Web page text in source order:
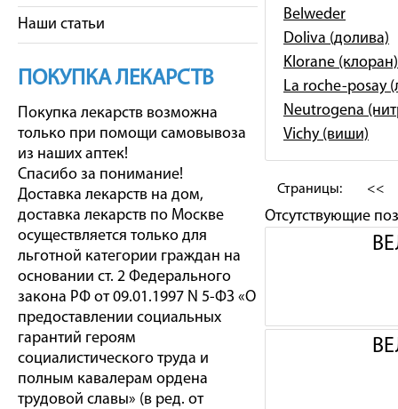
Наши статьи
ПОКУПКА ЛЕКАРСТВ
Покупка лекарств возможна
только при помощи самовывоза
из наших аптек!
Спасибо за понимание!
Доставка лекарств на дом,
доставка лекарств по Москве
осуществляется только для
льготной категории граждан на
основании ст. 2 Федерального
закона РФ от 09.01.1997 N 5-ФЗ «О
предоставлении социальных
гарантий героям
социалистического труда и
полным кавалерам ордена
трудовой славы» (в ред. от
Belweder
Doliva (долива)
Klorane (клоран)
La roche-posay
Neutrogena
Vichy (виши)
Страницы: <<
Отсутствующие